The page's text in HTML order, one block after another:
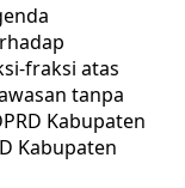
fraksi atas
tanpa
Kabupaten
Kabupaten